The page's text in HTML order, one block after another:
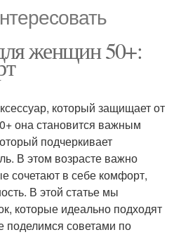
женщин 50+:
который защищает от
она становится важным
подчеркивает
В этом возрасте важно
сочетают в себе комфорт,
В этой статье мы
которые идеально подходят
поделимся советами по